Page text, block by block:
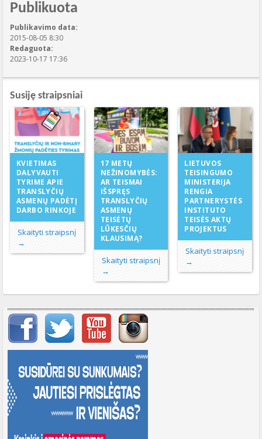
Publikuota
Publikavimo data:
2015-08-05 8:30
Redaguota:
2023-10-17 17:36
Susiję straipsniai
KVIETIMAS
DALYVAUTI
TYRIME APIE
TRANSLYČIŲ
ASMENŲ PADĖTĮ
DARBO RINKOJE
Skaityti straipsnį
→
17 METŲ
NEŽINOMYBĖS:
AR TEISMAI
IŠSPRĘS
TRANSLYČIŲ
ASMENŲ
TEISĖTŲ
LŪKESČIŲ
KLAUSIMĄ?
Skaityti straipsnį
→
LIETUVOS
TEISINGUMO
MINISTERIJA
RENGIA
PARTNERYSTĖS
INSTITUTO
TEISĖS AKTŲ
PROJEKTUS
Skaityti straipsnį
→
Svarbių įrašų meniu